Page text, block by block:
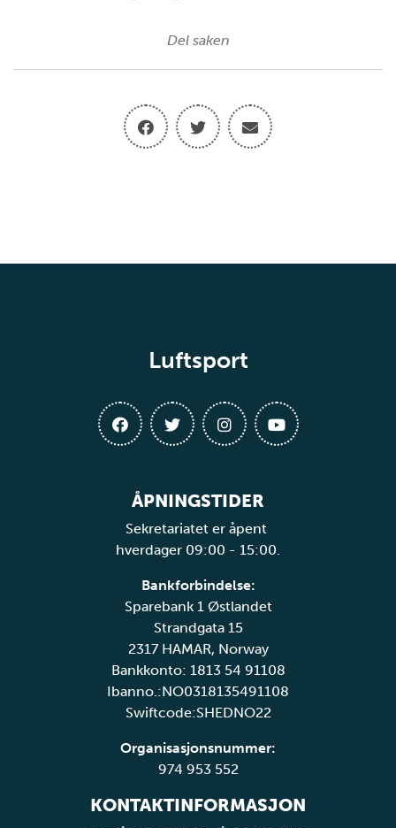
Del saken
Luftsport
ÅPNINGSTIDER
Sekretariatet er åpent
hverdager 09:00 - 15:00.
Bankforbindelse:
Sparebank 1 Østlandet
Strandgata 15
2317 HAMAR, Norway
Bankkonto: 1813 54 91108
Ibanno.:NO0318135491108
Swiftcode:SHEDNO22
Organisasjonsnummer:
974 953 552
KONTAKTINFORMASJON